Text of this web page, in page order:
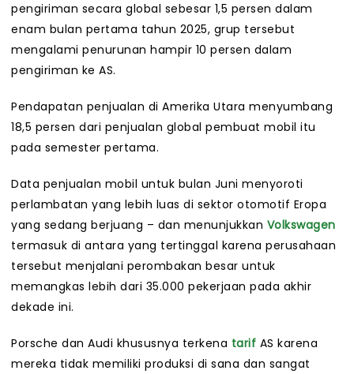
pengiriman secara global sebesar 1,5 persen dalam
enam bulan pertama tahun 2025, grup tersebut
mengalami penurunan hampir 10 persen dalam
pengiriman ke AS.
Pendapatan penjualan di Amerika Utara menyumbang
18,5 persen dari penjualan global pembuat mobil itu
pada semester pertama.
Data penjualan mobil untuk bulan Juni menyoroti
perlambatan yang lebih luas di sektor otomotif Eropa
yang sedang berjuang – dan menunjukkan Volkswagen
termasuk di antara yang tertinggal karena perusahaan
tersebut menjalani perombakan besar untuk
memangkas lebih dari 35.000 pekerjaan pada akhir
dekade ini.
Porsche dan Audi khususnya terkena tarif AS karena
mereka tidak memiliki produksi di sana dan sangat